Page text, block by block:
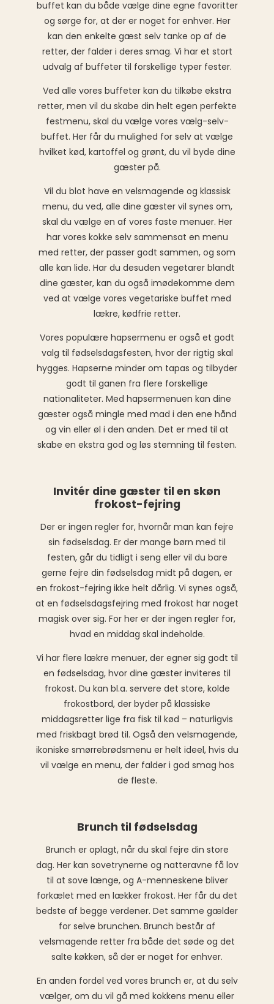
buffet kan du både vælge dine egne favoritter
og sørge for, at der er noget for enhver. Her
kan den enkelte gæst selv tanke op af de
retter, der falder i deres smag. Vi har et stort
udvalg af buffeter til forskellige typer fester.
Ved alle vores buffeter kan du tilkøbe ekstra
retter, men vil du skabe din helt egen perfekte
festmenu, skal du vælge vores vælg-selv-
buffet. Her får du mulighed for selv at vælge
hvilket kød, kartoffel og grønt, du vil byde dine
gæster på.
Vil du blot have en velsmagende og klassisk
menu, du ved, alle dine gæster vil synes om,
skal du vælge en af vores faste menuer. Her
har vores kokke selv sammensat en menu
med retter, der passer godt sammen, og som
alle kan lide. Har du desuden vegetarer blandt
dine gæster, kan du også imødekomme dem
ved at vælge vores vegetariske buffet med
lækre, kødfrie retter.
Vores populære hapsermenu er også et godt
valg til fødselsdagsfesten, hvor der rigtig skal
hygges. Hapserne minder om tapas og tilbyder
godt til ganen fra flere forskellige
nationaliteter. Med hapsermenuen kan dine
gæster også mingle med mad i den ene hånd
og vin eller øl i den anden. Det er med til at
skabe en ekstra god og løs stemning til festen.
Invitér dine gæster til en skøn
frokost-fejring
Der er ingen regler for, hvornår man kan fejre
sin fødselsdag. Er der mange børn med til
festen, går du tidligt i seng eller vil du bare
gerne fejre din fødselsdag midt på dagen, er
en frokost-fejring ikke helt dårlig. Vi synes også,
at en fødselsdagsfejring med frokost har noget
magisk over sig. For her er der ingen regler for,
hvad en middag skal indeholde.
Vi har flere lækre menuer, der egner sig godt til
en fødselsdag, hvor dine gæster inviteres til
frokost. Du kan bl.a. servere det store, kolde
frokostbord, der byder på klassiske
middagsretter lige fra fisk til kød – naturligvis
med friskbagt brød til. Også den velsmagende,
ikoniske smørrebrødsmenu er helt ideel, hvis du
vil vælge en menu, der falder i god smag hos
de fleste.
Brunch til fødselsdag
Brunch er oplagt, når du skal fejre din store
dag. Her kan sovetrynerne og natteravne få lov
til at sove længe, og A-menneskene bliver
forkælet med en lækker frokost. Her får du det
bedste af begge verdener. Det samme gælder
for selve brunchen. Brunch består af
velsmagende retter fra både det søde og det
salte køkken, så der er noget for enhver.
En anden fordel ved vores brunch er, at du selv
vælger, om du vil gå med kokkens menu eller